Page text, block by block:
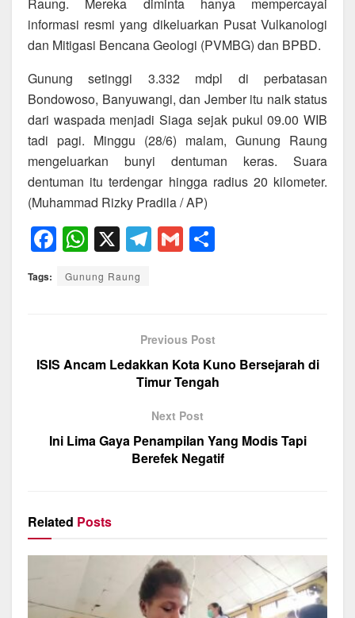
informasi resmi yang dikeluarkan Pusat Vulkanologi
dan Mitigasi Bencana Geologi (PVMBG) dan BPBD.
Gunung setinggi 3.332 mdpl di perbatasan
Bondowoso, Banyuwangi, dan Jember itu naik status
dari waspada menjadi Siaga sejak pukul 09.00 WIB
tadi pagi. Minggu (28/6) malam, Gunung Raung
mengeluarkan bunyi dentuman keras. Suara
dentuman itu terdengar hingga radius 20 kilometer.
(Muhammad Rizky Pradila / AP)
F
a
c
o
W
h
at
p
X T
el
a
m
G
m
Tags: Gunung Raung
Previous Post
ISIS Ancam Ledakkan Kota Kuno Bersejarah di
Timur Tengah
Next Post
Ini Lima Gaya Penampilan Yang Modis Tapi
Berefek Negatif
Related Posts